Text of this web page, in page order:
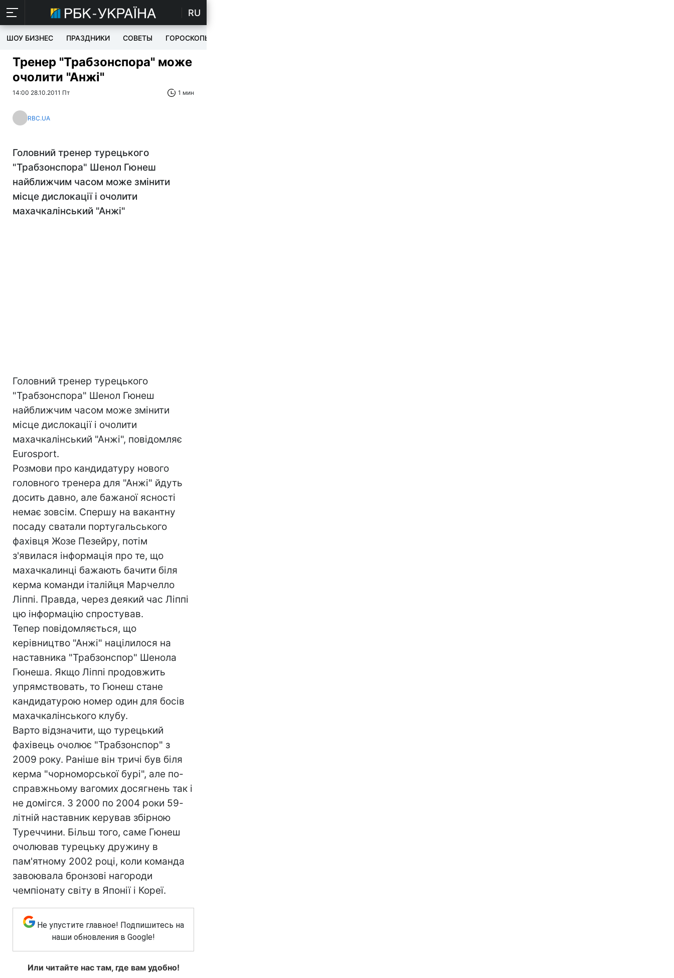
RU
ШОУ БИЗНЕС ПРАЗДНИКИ СОВЕТЫ ГОРОСКОПЫ
Тренер "Трабзонспора" може
очолити "Анжі"
14:00 28.10.2011 Пт 1 мин
RBC.UA
Головний тренер турецького
"Трабзонспора" Шенол Гюнеш
найближчим часом може змінити
місце дислокації і очолити
махачкалінський "Анжі"
Головний тренер турецького
"Трабзонспора" Шенол Гюнеш
найближчим часом може змінити
місце дислокації і очолити
махачкалінський "Анжі", повідомляє
Eurosport.
Розмови про кандидатуру нового
головного тренера для "Анжі" йдуть
досить давно, але бажаної ясності
немає зовсім. Спершу на вакантну
посаду сватали португальського
фахівця Жозе Пезейру, потім
з'явилася інформація про те, що
махачкалинці бажають бачити біля
керма команди італійця Марчелло
Ліппі. Правда, через деякий час Ліппі
цю інформацію спростував.
Тепер повідомляється, що
керівництво "Анжі" націлилося на
наставника "Трабзонспор" Шенола
Гюнеша. Якщо Ліппі продовжить
упрямствовать, то Гюнеш стане
кандидатурою номер один для босів
махачкалінського клубу.
Варто відзначити, що турецький
фахівець очолює "Трабзонспор" з
2009 року. Раніше він тричі був біля
керма "чорноморської бурі", але по-
справжньому вагомих досягнень так і
не домігся. З 2000 по 2004 роки 59-
літній наставник керував збірною
Туреччини. Більш того, саме Гюнеш
очолював турецьку дружину в
пам'ятному 2002 році, коли команда
завоювала бронзові нагороди
чемпіонату світу в Японії і Кореї.
Не упустите главное! Подпишитесь на
наши обновления в Google!
Или читайте нас там, где вам удобно!